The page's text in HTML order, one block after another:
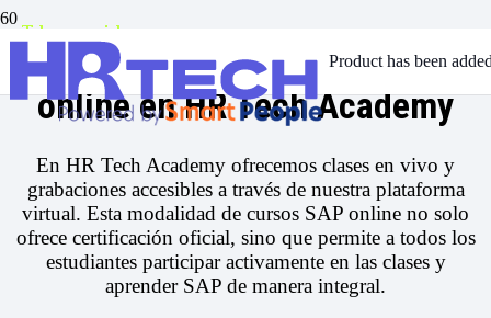
Product has been
Aprender SAP y cursos SAP
online en HR Tech Academy
En HR Tech Academy ofrecemos clases en vivo y
grabaciones accesibles a través de nuestra plataforma
virtual. Esta modalidad de cursos SAP online no solo
ofrece certificación oficial, sino que permite a todos los
estudiantes participar activamente en las clases y
aprender SAP de manera integral.
Telepresencial
Telepresencial
Telepresencial
Telepresencial
Telepresencial
Telepresencial
Telepresencial
Telepresencial